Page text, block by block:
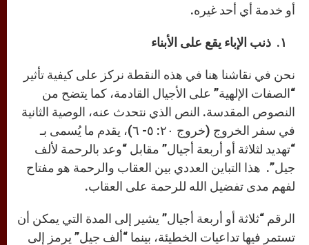
أو خدمة أي أحد غيره.
نحن في نقاشنا هنا في هذه النقطة نركز على كيفية تأثير
“الصفات الإلهية” على الأجيال القادمة، كما يتضح من
النصوص المقدسة. النص الذي نتحدث عنه، الوصية الثانية
في سفر الخروج (خروج ٢٠: ٥- ٦)، يقدم ما يُسمى بـ
“تهديد لثلاثة أو أربعة أجيال” مقابل “وعد بالرحمة لألف
جيل”. هذا التباين العددي بين العقاب والرحمة هو مفتاح
لفهم مدى تفضيل الله للرحمة على العقاب.
الرقم “ثلاثة أو أربعة أجيال” يشير إلى المدة التي يمكن أن
تستمر فيها تداعيات الخطيئة، بينما “ألف جيل” يرمز إلى